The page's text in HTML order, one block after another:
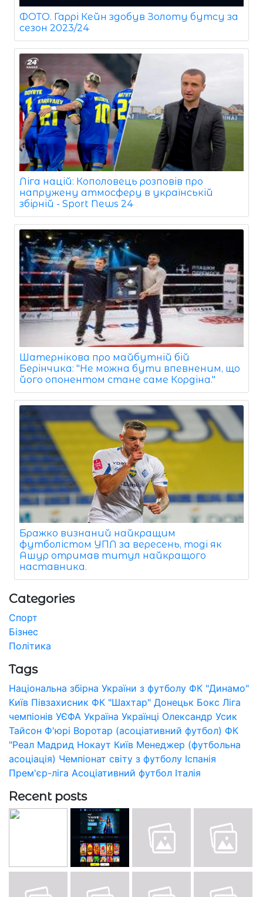
ФОТО. Гаррі Кейн здобув Золоту бутсу за
сезон 2023/24
Ліга націй: Кополовець розповів про
напружену атмосферу в українській
збірній - Sport News 24
Шатернікова про майбутній бій
Берінчика: "Не можна бути впевненим, що
його опонентом стане саме Кордіна."
Бражко визнаний найкращим
футболістом УПЛ за вересень, тоді як
Ашур отримав титул найкращого
наставника.
Categories
Спорт
Бізнес
Політика
Tags
Національна збірна України з футболу ФК "Динамо"
Київ Півзахисник ФК "Шахтар" Донецьк Бокс Ліга
чемпіонів УЄФА Україна Українці Олександр Усик
Тайсон Ф'юрі Воротар (асоціативний футбол) ФК
"Реал Мадрид Нокаут Київ Менеджер (футбольна
асоціація) Чемпіонат світу з футболу Іспанія
Прем'єр-ліга Асоціативний футбол Італія
Recent posts